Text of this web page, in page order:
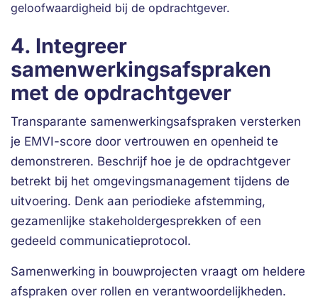
geloofwaardigheid bij de opdrachtgever.
4. Integreer
samenwerkingsafspraken
met de opdrachtgever
Transparante samenwerkingsafspraken versterken
je EMVI-score door vertrouwen en openheid te
demonstreren. Beschrijf hoe je de opdrachtgever
betrekt bij het omgevingsmanagement tijdens de
uitvoering. Denk aan periodieke afstemming,
gezamenlijke stakeholdergesprekken of een
gedeeld communicatieprotocol.
Samenwerking in bouwprojecten vraagt om heldere
afspraken over rollen en verantwoordelijkheden.